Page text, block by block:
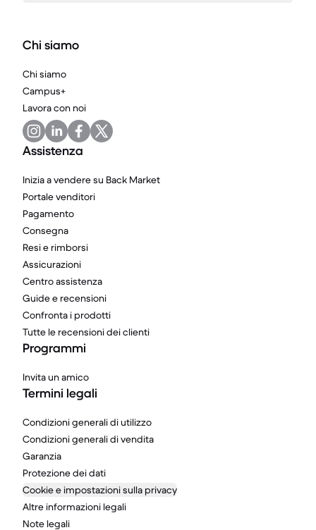
Chi siamo
Chi siamo
Campus+
Lavora con noi
Assistenza
Inizia a vendere su Back Market
Portale venditori
Pagamento
Consegna
Resi e rimborsi
Assicurazioni
Centro assistenza
Guide e recensioni
Confronta i prodotti
Tutte le recensioni dei clienti
Programmi
Invita un amico
Termini legali
Condizioni generali di utilizzo
Condizioni generali di vendita
Garanzia
Protezione dei dati
Cookie e impostazioni sulla privacy
Altre informazioni legali
Note legali